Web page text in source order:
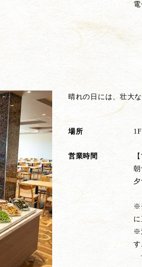
晴れの日には、壮大
場所 1F
営業時間
朝
※
※
す